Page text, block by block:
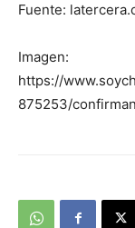
Fuente:
Imagen:
https://
875253/